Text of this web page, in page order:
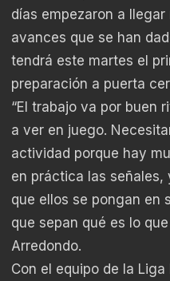
días empezaron a
avances que se han
tendrá este martes el
preparación a puerta
“El trabajo va por buen
a ver en juego.
actividad porque hay
en práctica las
que ellos se pongan en
que sepan qué es lo
Arredondo.
Con el equipo de la